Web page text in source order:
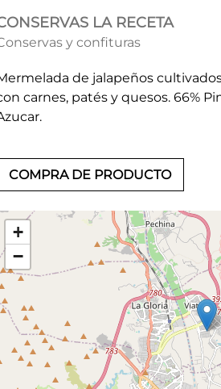
LA RECETA
y confituras
de jalapeños
carnes, patés y quesos. 66%
COMPRA DE PRODUCTO
+
−